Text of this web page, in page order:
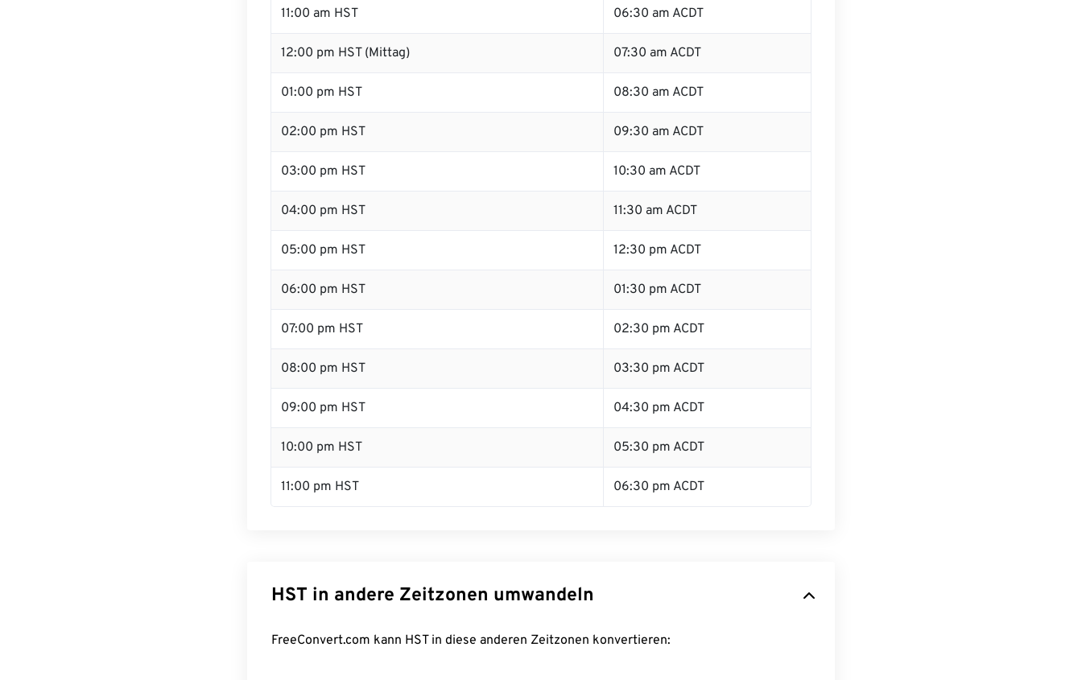
11:00 am HST 06:30 am ACDT
12:00 pm HST (Mittag) 07:30 am ACDT
01:00 pm HST 08:30 am ACDT
02:00 pm HST 09:30 am ACDT
03:00 pm HST 10:30 am ACDT
04:00 pm HST 11:30 am ACDT
05:00 pm HST 12:30 pm ACDT
06:00 pm HST 01:30 pm ACDT
07:00 pm HST 02:30 pm ACDT
08:00 pm HST 03:30 pm ACDT
09:00 pm HST 04:30 pm ACDT
10:00 pm HST 05:30 pm ACDT
11:00 pm HST 06:30 pm ACDT
HST in andere Zeitzonen umwandeln
FreeConvert.com kann HST in diese anderen Zeitzonen konvertieren: